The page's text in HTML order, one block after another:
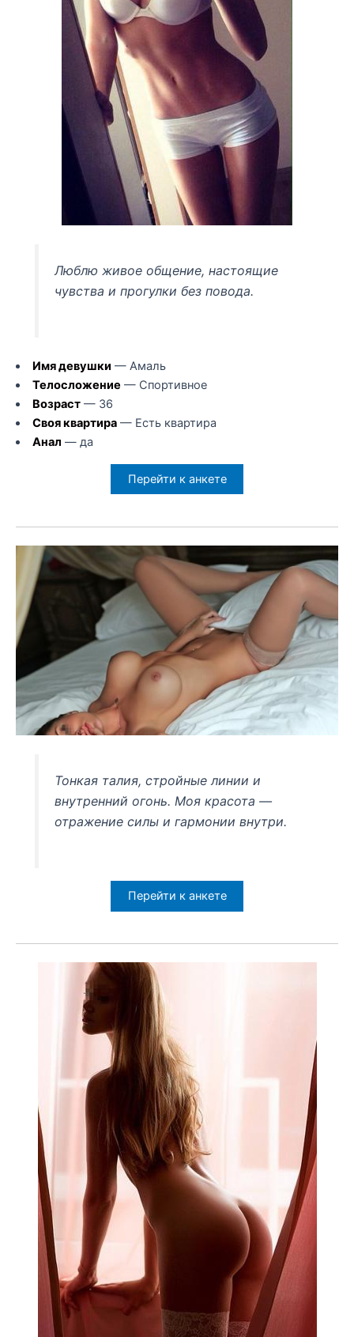
Люблю живое общение, настоящие
чувства и прогулки без повода.
Имя девушки — Амаль
Телосложение — Спортивное
Возраст— 36
Своя квартира— Есть квартира
Анал — да
Перейти к анкете
Тонкая талия, стройные линии и
внутренний огонь. Моя красота —
отражение силы и гармонии внутри.
Перейти к анкете